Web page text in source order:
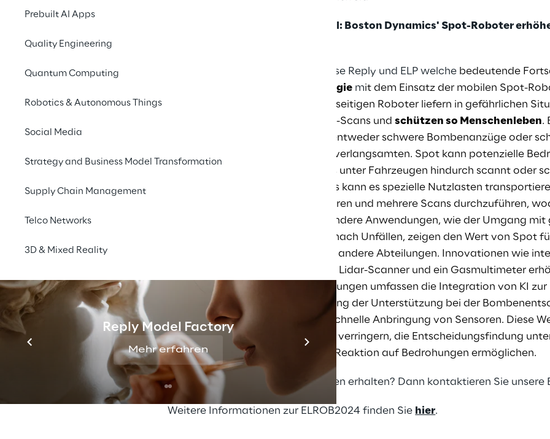
Prebuilt AI Apps
Quality Engineering
Quantum Computing
Robotics & Autonomous Things
Social Media
Strategy and Business Model Transformation
Supply Chain Management
Telco Networks
3D & Mixed Reality
Reply Model Factory
Mehr erfahren
Prebuilt AI
Mehr erfahren
Bombenentschärfung im Wandel: Boston Dynamics' Spot-Roboter
Auf der ELROB24 zeigen Roboverse Reply und ELP welche bedeutende
Bombenentschärfungstechnologie mit dem Einsatz der mobilen Spot-
Dynamics möglich sind. Diese vielseitigen Roboter liefern in gefährlichen
Sicht- und Infrarotbilder sowie 3D-Scans undschützen so Menschenleben.
Bombenentschärfungseinheiten entweder schwere Bombenanzüge oder
Robotersysteme, die den Einsatz verlangsamten. Spot kann potenzielle
Entfernung untersuchen, indem es unter Fahrzeugen hindurch scannt oder
Bereiche erkundet. Darüber hinaus kann es spezielle Nutzlasten
präzise an Sprengfallen zu platzieren und mehrere Scans durchzuführen,
das Personal minimiert werden. Andere Anwendungen, wie der Umgang mit
Materialien und Untersuchungen nach Unfällen, zeigen den Wert von Spot
Bombenentschärfungsteams und andere Abteilungen. Innovationen wie
Funkgeräte, zusätzliche Kameras, Lidar-Scanner und ein Gasmultimeter
und Effizienz. Zukünftige Entwicklungen umfassen die Integration von KI zur
Gefahrstoffen und zur Verbesserung der Unterstützung bei der
Schnellmontagesysteme für die schnelle Anbringung von Sensoren. Diese
sollen die Belastung der Ersthelfer verringern, die Entscheidungsfindung
und eine schnellere und sicherere Reaktion auf Bedrohungen ermöglichen.
Sie möchten weitere Informationen erhalten? Dann kontaktieren Sie unsere
Weitere Informationen zur ELROB2024 finden Sie hier.